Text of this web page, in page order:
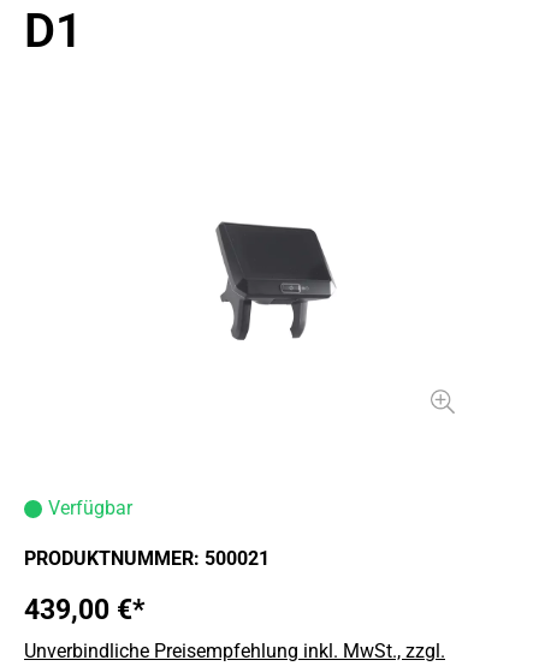
D1
Verfügbar
PRODUKTNUMMER: 500021
439,00 €*
Unverbindliche Preisempfehlung inkl. MwSt., zzgl.